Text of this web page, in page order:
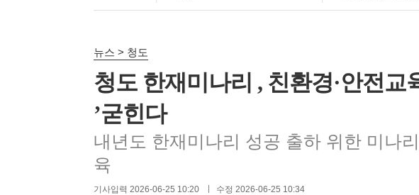
뉴스 > 청도
청도 한재미나리 , 친환경·안전교
’굳힌다
내년도 한재미나리 성공 출하 위한 미나
육
기사입력 2026-06-25 10:20 수정 2026-06-25 10:34